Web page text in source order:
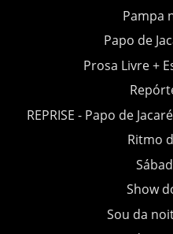
Pampa
Papo de
Prosa Livre +
REPRISE - Papo de
Ritmo
Show
Sou da